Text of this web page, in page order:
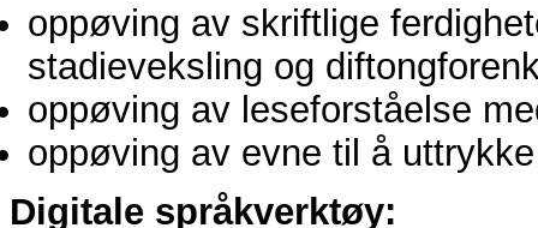
oppøving av skriftlige
stadieveksling og
oppøving av leseforståelse
oppøving av evne til å
Digitale språkverktøy: